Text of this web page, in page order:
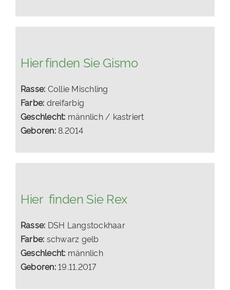
Hier finden Sie Gismo
Rasse: Collie Mischling
Farbe: dreifarbig
Geschlecht: männlich / kastriert
Geboren:8.2014
Hier finden Sie Rex
Rasse: DSH Langstockhaar
Farbe: schwarz gelb
Geschlecht: männlich
Geboren:19.11.2017